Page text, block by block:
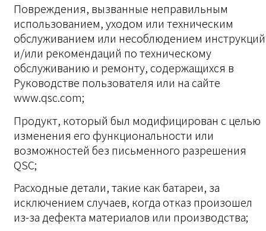
Повреждения, вызванные неправильным
использованием, уходом или техническим
обслуживанием или несоблюдением инструкций
и/или рекомендаций по техническому
обслуживанию и ремонту, содержащихся в
Руководстве пользователя или на сайте
www.qsc.com;
Продукт, который был модифицирован с целью
изменения его функциональности или
возможностей без письменного разрешения
QSC;
Расходные детали, такие как батареи, за
исключением случаев, когда отказ произошел
из-за дефекта материалов или производства;